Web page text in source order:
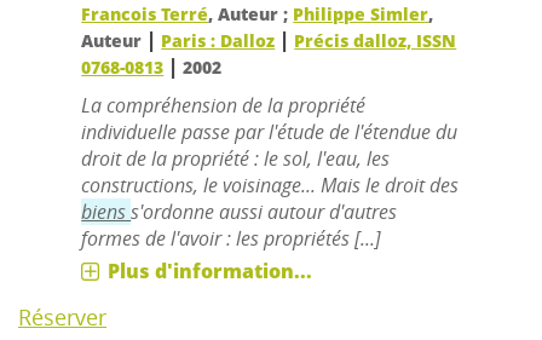
Francois Terré, Auteur ; Philippe Simler,
Auteur | Paris : Dalloz | Précis dalloz, ISSN
0768-0813 |2002
La compréhension de la propriété
individuelle passe par l'étude de l'étendue du
droit de la propriété : le sol, l'eau, les
constructions, le voisinage... Mais le droit des
bienss'ordonne aussi autour d'autres
formes de l'avoir : les propriétés [...]
Plus d'information...
Réserver